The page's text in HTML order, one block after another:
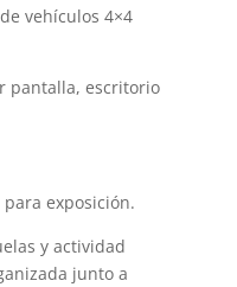
vehículos 4×4
pantalla, escritorio
exposición.
y actividad
junto a